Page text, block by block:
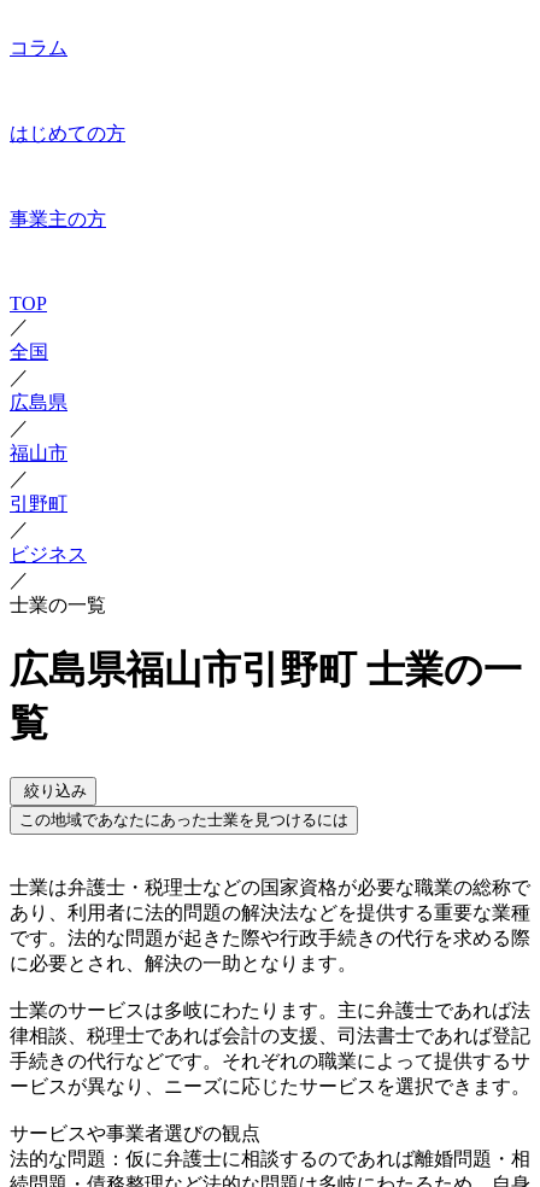
コラム
はじめての方
事業主の方
TOP
／
全国
／
広島県
／
福山市
／
引野町
／
ビジネス
／
士業の一覧
広島県福山市引野町 士業の一
覧
絞り込み
この地域であなたにあった士業を見つけるには
士業は弁護士・税理士などの国家資格が必要な職業の総称で
あり、利用者に法的問題の解決法などを提供する重要な業種
です。法的な問題が起きた際や行政手続きの代行を求める際
に必要とされ、解決の一助となります。
士業のサービスは多岐にわたります。主に弁護士であれば法
律相談、税理士であれば会計の支援、司法書士であれば登記
手続きの代行などです。それぞれの職業によって提供するサ
ービスが異なり、ニーズに応じたサービスを選択できます。
サービスや事業者選びの観点
法的な問題：仮に弁護士に相談するのであれば離婚問題・相